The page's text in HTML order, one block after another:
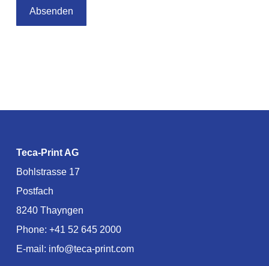
Teca-Print AG
Bohlstrasse 17
Postfach
8240 Thayngen
Phone: +41 52 645 2000
E-mail: info@teca-print.com